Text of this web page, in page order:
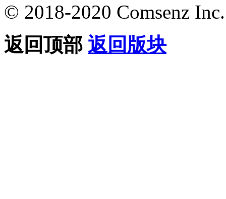
© 2018-2020 Comsenz Inc.
返回顶部 返回版块